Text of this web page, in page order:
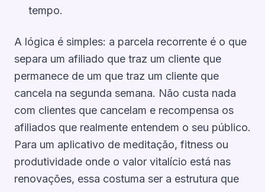
tempo.
A lógica é simples: a parcela recorrente é o que
separa um afiliado que traz um cliente que
permanece de um que traz um cliente que
cancela na segunda semana. Não custa nada
com clientes que cancelam e recompensa os
afiliados que realmente entendem o seu público.
Para um aplicativo de meditação, fitness ou
produtividade onde o valor vitalício está nas
renovações, essa costuma ser a estrutura que